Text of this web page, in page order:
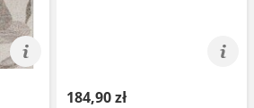
184,90 zł